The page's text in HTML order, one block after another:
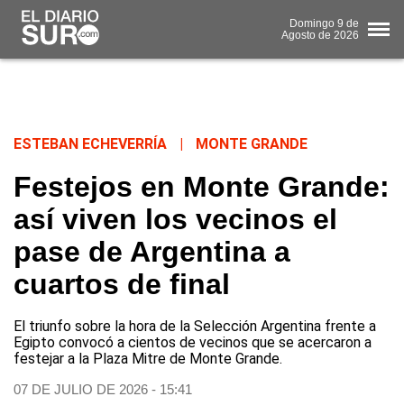
Domingo 9 de
Agosto de 2026
ESTEBAN ECHEVERRÍA MONTE GRANDE
Festejos en Monte Grande:
así viven los vecinos el
pase de Argentina a
cuartos de final
El triunfo sobre la hora de la Selección Argentina frente a
Egipto convocó a cientos de vecinos que se acercaron a
festejar a la Plaza Mitre de Monte Grande.
07 DE JULIO DE 2026 - 15:41